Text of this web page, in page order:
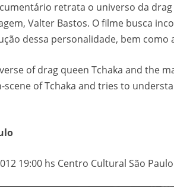
retrata o universo da
Valter Bastos. O filme busca
dessa personalidade, bem
of drag queen Tchaka and the
scene of Tchaka and tries to
19:00 hs Centro Cultural São Paulo